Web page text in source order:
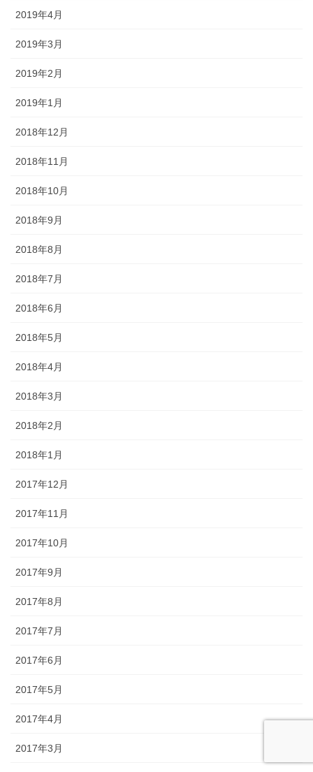
2019年4月
2019年3月
2019年2月
2019年1月
2018年12月
2018年11月
2018年10月
2018年9月
2018年8月
2018年7月
2018年6月
2018年5月
2018年4月
2018年3月
2018年2月
2018年1月
2017年12月
2017年11月
2017年10月
2017年9月
2017年8月
2017年7月
2017年6月
2017年5月
2017年4月
2017年3月